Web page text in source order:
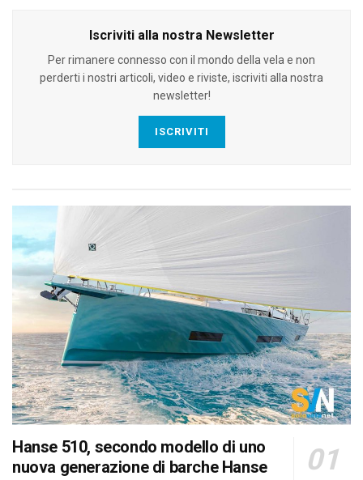
Iscriviti alla nostra Newsletter
Per rimanere connesso con il mondo della vela e non
perderti i nostri articoli, video e riviste, iscriviti alla nostra
newsletter!
ISCRIVITI
Hanse 510, secondo modello di uno
nuova generazione di barche Hanse